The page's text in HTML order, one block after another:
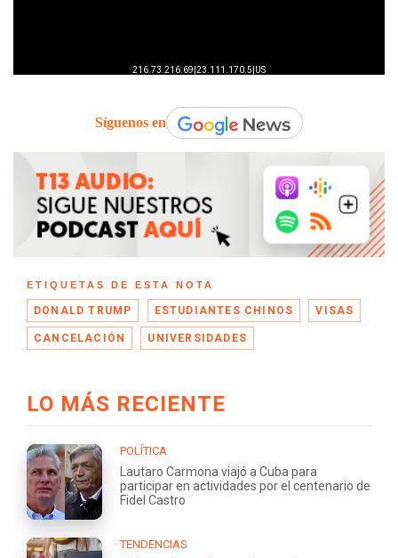
Síguenos en
ETIQUETAS DE ESTA NOTA
DONALD TRUMP ESTUDIANTES CHINOS VISAS
CANCELACIÓN UNIVERSIDADES
LO MÁS RECIENTE
POLÍTICA
Lautaro Carmona viajó a Cuba para
participar en actividades por el centenario de
Fidel Castro
TENDENCIAS